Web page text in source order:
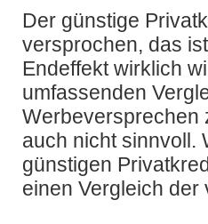
Der günstige
versprochen, das
Endeffekt wirklich
umfassenden
Werbeversprechen
auch nicht sinnvoll.
günstigen
einen Vergleich der